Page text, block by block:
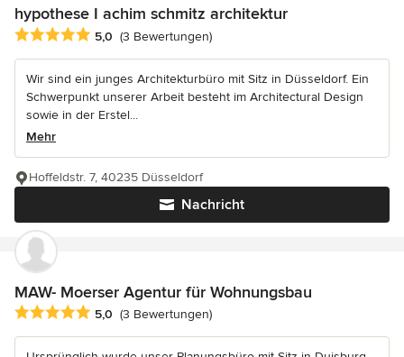
hypothese I achim schmitz architektur
Durchschnittliche Bewertung: 5 von 5 Sternen
5,0 (3 Bewertungen)
Wir sind ein junges Architekturbüro mit Sitz in Düsseldorf. Ein
Schwerpunkt unserer Arbeit besteht im Architectural Design
sowie in der Erstel...
Mehr
Nachricht
Hoffeldstr. 7, 40235 Düsseldorf
MAW- Moerser Agentur für Wohnungsbau
Durchschnittliche Bewertung: 5 von 5 Sternen
5,0 (3 Bewertungen)